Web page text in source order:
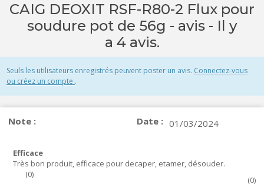
CAIG DEOXIT RSF-R80-2 Flux pour
soudure pot de 56g - avis - Il y
a 4 avis.
Seuls les utilisateurs enregistrés peuvent poster un avis. Connectez-vous
ou créez un compte .
Note : Date : 01/03/2024
Efficace
Très bon produit, efficace pour decaper, etamer, désouder.
(0)
(0)